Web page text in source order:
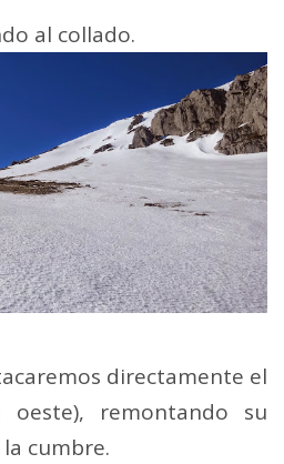
al collado.
directamente el
oeste), remontando su
cumbre.